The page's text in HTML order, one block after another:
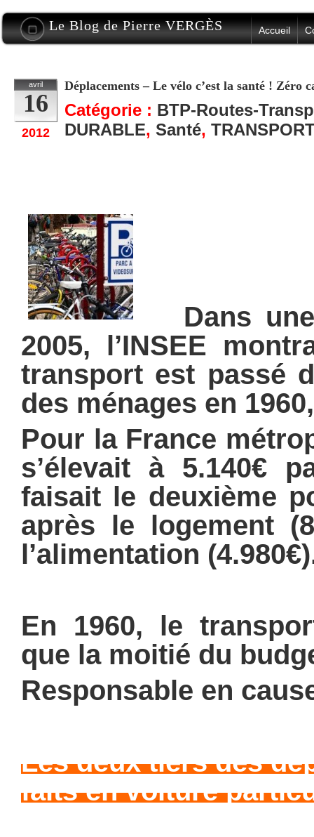
Le Blog de Pierre VERGÈS Accueil
avril
16
2012
Déplacements – Le vélo c’est la santé ! Zéro
Catégorie : BTP-Routes-
DURABLE, Santé,
Dans une
2005, l’INSEE
transport est passé
des ménages en
Pour la France
s’élevait à 5.140€
faisait le deuxième
après le logement
l’alimentation
En 1960, le
que la moitié du
Responsable en
Les deux tiers des
faits en voiture